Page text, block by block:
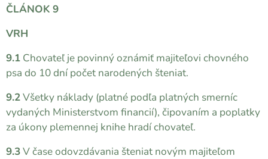
ČLÁNOK 9
VRH
9.1 Chovateľ je povinný oznámiť majiteľovi chovného
psa do 10 dní počet narodených šteniat.
9.2Všetky náklady (platné podľa platných smerníc
vydaných Ministerstvom financií), čipovaním a poplatky
za úkony plemennej knihe hradí chovateľ.
9.3V čase odovzdávania šteniat novým majiteľom